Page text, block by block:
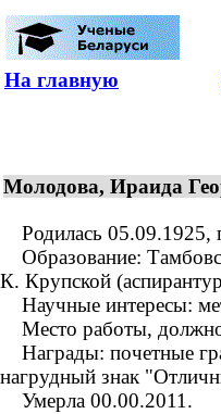
На главную
Молодова, Ираида
Родилась 05.09.1925,
Образование:
К. Крупской
Научные интересы:
Место работы,
Награды: почетные
нагрудный знак
Умерла 00.00.2011.